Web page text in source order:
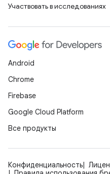
Участвовать в исследованиях
Android
Chrome
Firebase
Google Cloud Platform
Все продукты
Конфиденциальность